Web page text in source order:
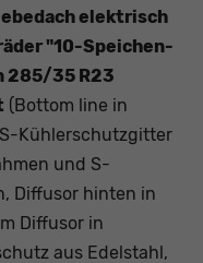
elektrisch
"10-Speichen-
285/35 R23
(Bottom line in
Kühlerschutzgitter
und S-
Diffusor hinten in
Diffusor in
aus Edelstahl,